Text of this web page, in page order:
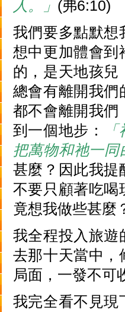
人。」 (弗6:10)
我們要多點默想
想中更加體會到
的，是天地孩兒
總會有離開我們
都不會離開我們
到一個地步：
把萬物和祂一
甚麼？因此我提
不要只顧著吃喝
竟想我做些甚麼
我全程投入旅遊
去那十天當中，
局面，一發不可
我完全看不見現